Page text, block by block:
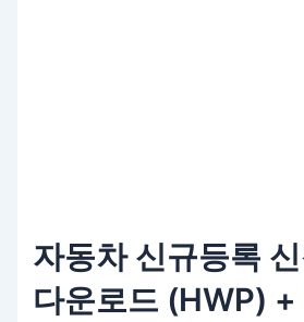
자동차 신규등록
다운로드 (HWP) +